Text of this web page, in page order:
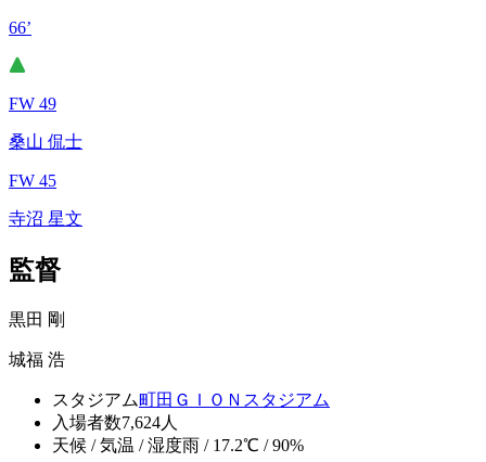
66’
FW 49
桑山 侃士
FW 45
寺沼 星文
監督
黒田 剛
城福 浩
スタジアム町田ＧＩＯＮスタジアム
入場者数7,624人
天候 / 気温 / 湿度雨 / 17.2℃ / 90%